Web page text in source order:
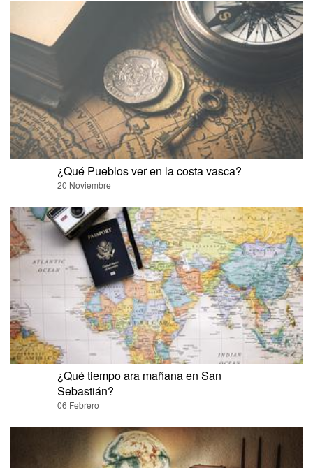
¿Qué Pueblos ver en la costa vasca?
20 Noviembre
¿Qué tiempo ara mañana en San
Sebastián?
06 Febrero